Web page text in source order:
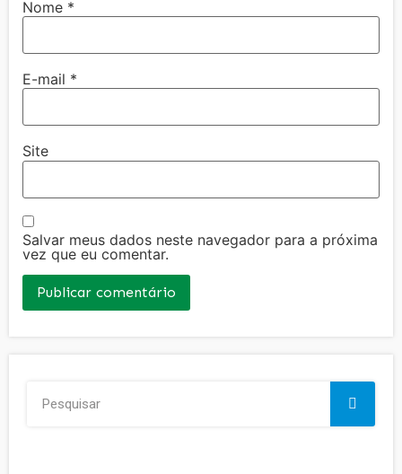
Nome *
E-mail *
Site
Salvar meus dados neste navegador para a próxima
vez que eu comentar.